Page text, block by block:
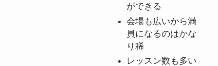
ができる
会場も広いから満
員になるのはかな
り稀
レッスン数も多い